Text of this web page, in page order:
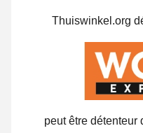
Thuiswinkel.org
peut être détenteur